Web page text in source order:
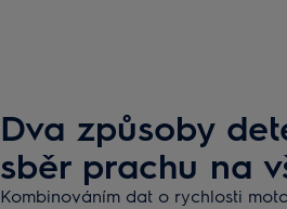
Dva způsoby
sběr prachu na
Kombinováním dat o rychlosti